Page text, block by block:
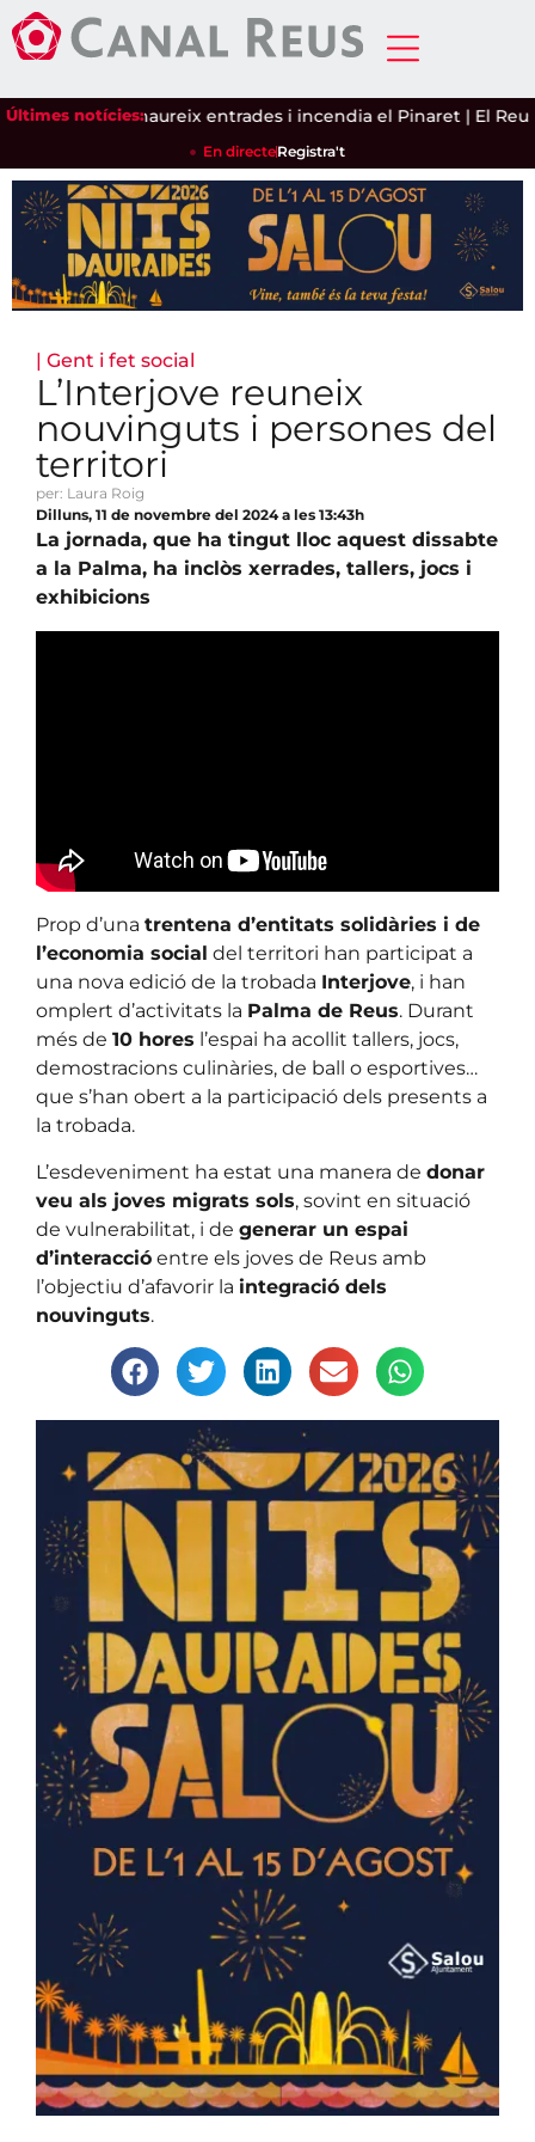
Últimes notícies:
|Siloë exhaureix entrades i incendia el Pinaret|El Reus
En directeRegistra't
| Gent i fet social
L’Interjove reuneix
nouvinguts i persones del
territori
per: Laura Roig
Dilluns, 11 de novembre del 2024 a les 13:43h
La jornada, que ha tingut lloc aquest dissabte
a la Palma, ha inclòs xerrades, tallers, jocs i
exhibicions
Prop d’una trentena d’entitats solidàries i de
l’economia social del territori han participat a
una nova edició de la trobada Interjove, i han
omplert d’activitats la Palma de Reus. Durant
més de 10 hores l’espai ha acollit tallers, jocs,
demostracions culinàries, de ball o esportives…
que s’han obert a la participació dels presents a
la trobada.
L’esdeveniment ha estat una manera de donar
veu als joves migrats sols, sovint en situació
de vulnerabilitat, i de generar un espai
d’interacció entre els joves de Reus amb
l’objectiu d’afavorir la integració dels
nouvinguts.